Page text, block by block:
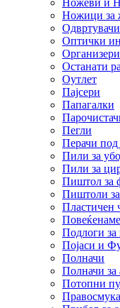
Ножеви и
Ножици за
Одвртувачи
Оптички
Организери
Останати
Оутлет
Пајсери
Папагалки
Пегли
Перачи под
Пили за
Пили за
Пиштол за
Пиштоли
Пластичен
Подлоги за
Појаси и
Полначи
Полначи за
Потопни